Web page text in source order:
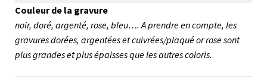
Couleur de la gravure
noir, doré, argenté, rose, bleu…. A prendre en compte, les
gravures dorées, argentées et cuivrées/plaqué or rose sont
plus grandes et plus épaisses que les autres coloris.